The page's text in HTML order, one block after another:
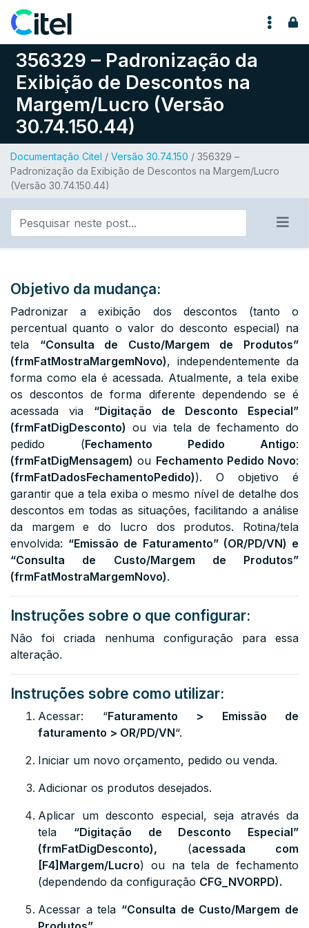
Pular para o conteúdo
356329 – Padronização da
Exibição de Descontos na
Margem/Lucro (Versão
30.74.150.44)
Documentação Citel / Versão 30.74.150 / 356329 –
Padronização da Exibição de Descontos na Margem/Lucro
(Versão 30.74.150.44)
Objetivo da mudança:
Padronizar a exibição dos descontos (tanto o
percentual quanto o valor do desconto especial) na
tela “Consulta de Custo/Margem de Produtos”
(frmFatMostraMargemNovo), independentemente da
forma como ela é acessada. Atualmente, a tela exibe
os descontos de forma diferente dependendo se é
acessada via “Digitação de Desconto Especial”
(frmFatDigDesconto) ou via tela de fechamento do
pedido (Fechamento Pedido Antigo:
(frmFatDigMensagem) ou Fechamento Pedido Novo:
(frmFatDadosFechamentoPedido)). O objetivo é
garantir que a tela exiba o mesmo nível de detalhe dos
descontos em todas as situações, facilitando a análise
da margem e do lucro dos produtos. Rotina/tela
envolvida: “Emissão de Faturamento” (OR/PD/VN) e
“Consulta de Custo/Margem de Produtos”
(frmFatMostraMargemNovo).
Instruções sobre o que configurar:
Não foi criada nenhuma configuração para essa
alteração.
Instruções sobre como utilizar:
Acessar: “Faturamento > Emissão de
faturamento > OR/PD/VN“.
Iniciar um novo orçamento, pedido ou venda.
Adicionar os produtos desejados.
Aplicar um desconto especial, seja através da
tela “Digitação de Desconto Especial”
(frmFatDigDesconto), (acessada com
[F4]Margem/Lucro) ou na tela de fechamento
(dependendo da configuração CFG_NVORPD).
Acessar a tela “Consulta de Custo/Margem de